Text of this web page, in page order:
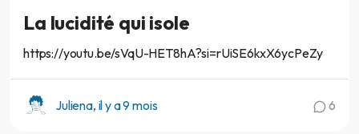
La lucidité qui isole
https://youtu.be/sVqU-HET8hA?si=rUiSE6kxX6ycPeZy
Juliena, il y a 9 mois 6